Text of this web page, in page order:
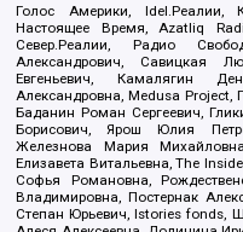
Голос Америки, Idel.Реалии,
Настоящее Время, Azatliq
Север.Реалии, Радио
Александрович, Савицкая
Евгеньевич, Камалягин
Александровна, Medusa Project,
Баданин Роман Сергеевич,
Борисович, Ярош Юлия
Железнова Мария
Елизавета Витальевна, The
Софья Романовна,
Владимировна, Постернак
Степан Юрьевич, Istories fonds,